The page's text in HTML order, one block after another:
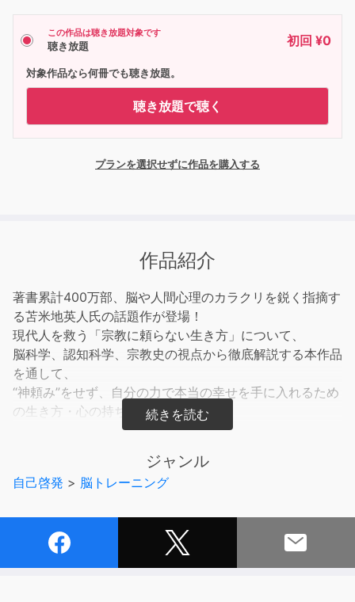
この作品は聴き放題対象です
聴き放題 初回 ¥0
対象作品なら何冊でも聴き放題。
聴き放題で聴く
プランを選択せずに作品を購入する
作品紹介
著書累計400万部、脳や人間心理のカラクリを鋭く指摘す
る苫米地英人氏の話題作が登場！
現代人を救う「宗教に頼らない生き方」について、
脳科学、認知科学、宗教史の視点から徹底解説する本作品
を通して、
“神頼み”をせず、自分の力で本当の幸せを手に入れるため
の生き方・心の持ち方を学びましょう。
・身内の不幸に悩んで、神様に助けを請いたくなった
ジャンル
自己啓発 > 脳トレーニング